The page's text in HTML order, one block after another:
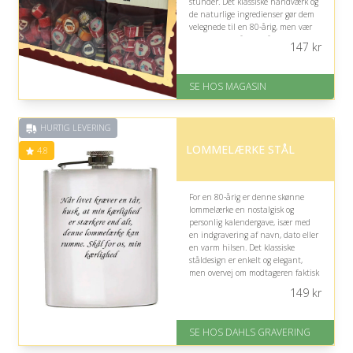
de naturlige ingredienser gør dem
velegnede til en 80-årig, men vær
opmærksom på, om hårde bolcher
På lager
Levering: 1-3 dage
af 5
147 kr
SE HOS MAGASIN
HURTIG LEVERING
4.8 LOMMELÆRKE STÅL
For en 80-årig er denne skønne
lommelærke en nostalgisk og
personlig kalendergave, især med
en indgravering af navn, dato eller
en varm hilsen. Det klassiske
ståldesign er enkelt og elegant,
men overvej om modtageren faktisk
Fremragende Trustpilot rating
149kr
SE HOS DAHLS GRAVERING